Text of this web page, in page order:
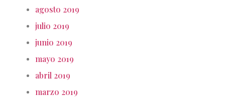
agosto 2019
julio 2019
junio 2019
mayo 2019
abril 2019
marzo 2019